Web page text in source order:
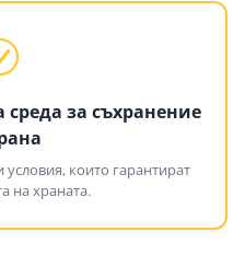
среда за съхранение
които гарантират
на храната.